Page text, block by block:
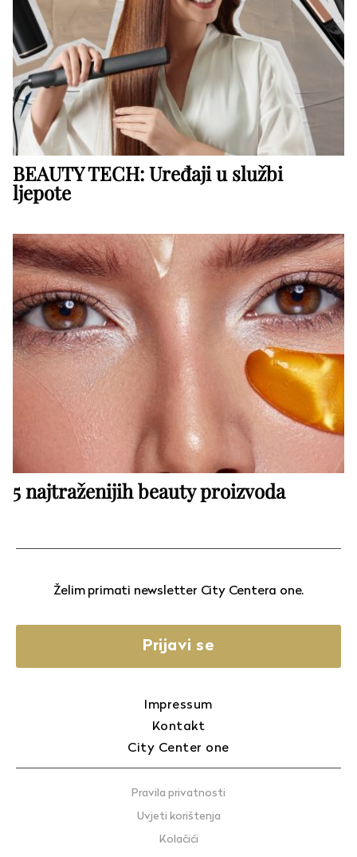
BEAUTY TECH: Uređaji u službi
ljepote
5 najtraženijih beauty proizvoda
Želim primati newsletter City Centera one.
Prijavi se
Impressum
Kontakt
City Center one
Pravila privatnosti
Uvjeti korištenja
Kolačići